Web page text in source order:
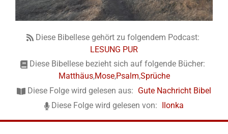
Diese Bibellese gehört zu folgendem Podcast:
LESUNG PUR
Diese Bibellese bezieht sich auf folgende Bücher:
Matthäus,Mose,Psalm,Sprüche
Diese Folge wird gelesen aus: Gute Nachricht Bibel
Diese Folge wird gelesen von: Ilonka